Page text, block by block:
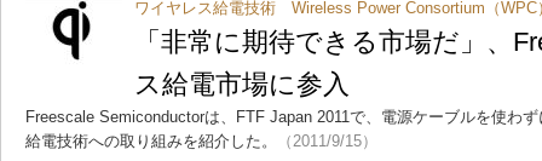
ワイヤレス給電技術 Wireless Power Consortium（WPC
「非常に期待できる市場だ」、
ス給電市場に参入
Freescale Semiconductorは、FTF Japan 2011で、電源ケーブルを使わ
給電技術への取り組みを紹介した。
（2011/9/15）